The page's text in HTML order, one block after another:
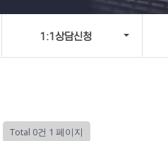
1:1상담신청
Total 0건 1 페이지